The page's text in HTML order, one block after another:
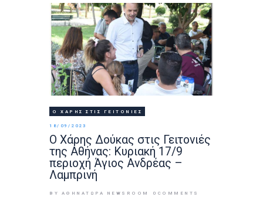
Ο ΧΆΡΗΣ ΣΤΙΣ ΓΕΙΤΟΝΙΈΣ
18/09/2023
Ο Χάρης Δούκας στις Γειτονιές
της Αθήνας: Κυριακή 17/9
περιοχή Άγιος Ανδρέας –
Λαμπρινή
BY ΑΘΉΝΑΤΩΡΑ NEWSROOM 0 COMMENTS